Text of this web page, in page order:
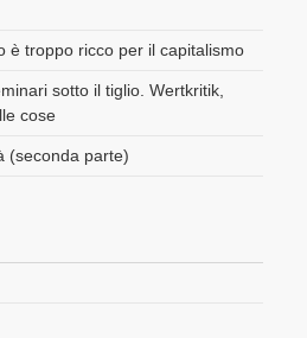
è troppo ricco per il capitalismo
sotto il tiglio. Wertkritik,
cose
(seconda parte)